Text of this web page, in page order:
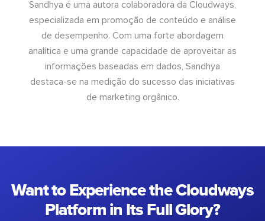
Sandhya é uma autora colaboradora da Cloudways,
especializada em promoção de conteúdo e análise
de desempenho. Com uma forte abordagem
analítica e uma grande capacidade de aproveitar as
informações baseadas em dados, Sandhya
destaca-se na medição do sucesso das iniciativas
de marketing orgânico.
Want to Experience the Cloudways
Platform in Its Full Glory?